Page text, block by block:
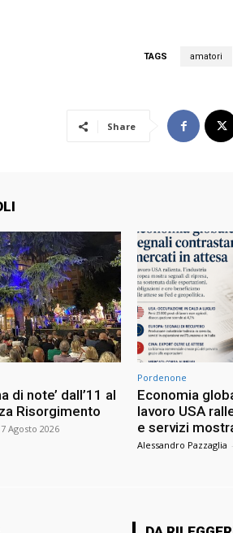
TAGS amatori
Share
di note’ dall’11 al
Risorgimento
7 Agosto 2026
Pordenone
Economia
lavoro USA
e servizi
Alessandro Pazzaglia -